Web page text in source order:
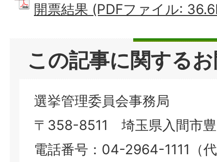
開票結果 (PDFファイル:
この記事に関する
選挙管理委員会事務局
〒358-8511 埼玉県入間市
電話番号：04-2964-1111（